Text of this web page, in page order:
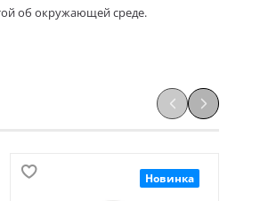
об окружающей среде.
Новинка